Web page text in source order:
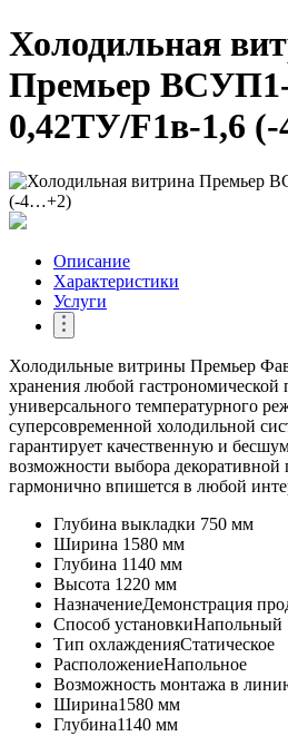
Холодильная
Премьер
0,42ТУ/F1в-1,6
Описание
Характеристики
Услуги
Холодильные витрины Премьер
хранения любой
универсального температурного
суперсовременной холодильной
гарантирует качественную и
возможности выбора декоративной
гармонично впишется в любой
Глубина выкладки 750 мм
Ширина 1580 мм
Глубина 1140 мм
Высота 1220 мм
НазначениеДемонстрация
Способ установкиНапольный
Тип охлажденияСтатическое
РасположениеНапольное
Возможность монтажа в
Ширина1580 мм
Глубина1140 мм